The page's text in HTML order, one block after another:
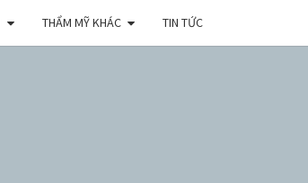
THẨM MỸ KHÁC TIN TỨC